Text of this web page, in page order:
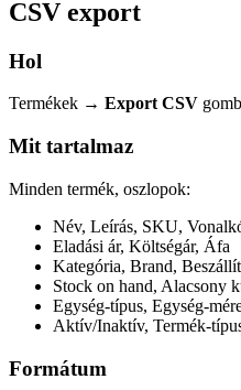
CSV export
Hol
Termékek → Export CSV
Mit tartalmaz
Minden termék, oszlopok:
Név, Leírás, SKU,
Eladási ár, Költségár, Áfa
Kategória, Brand,
Stock on hand, Alacsony
Egység-típus, Egység-
Aktív/Inaktív, Termék-
Formátum